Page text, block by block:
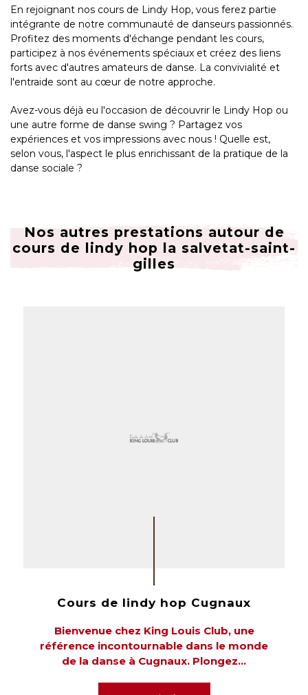
En rejoignant nos cours de Lindy Hop, vous ferez partie
intégrante de notre communauté de danseurs passionnés.
Profitez des moments d'échange pendant les cours,
participez à nos événements spéciaux et créez des liens
forts avec d'autres amateurs de danse. La convivialité et
l'entraide sont au cœur de notre approche.
Avez-vous déjà eu l'occasion de découvrir le Lindy Hop ou
une autre forme de danse swing ? Partagez vos
expériences et vos impressions avec nous ! Quelle est,
selon vous, l'aspect le plus enrichissant de la pratique de la
danse sociale ?
Nos autres prestations autour de
cours de lindy hop la salvetat-saint-
gilles
Cours de lindy hop Cugnaux
Bienvenue chez King Louis Club, une
référence incontournable dans le monde
de la danse à Cugnaux. Plongez...